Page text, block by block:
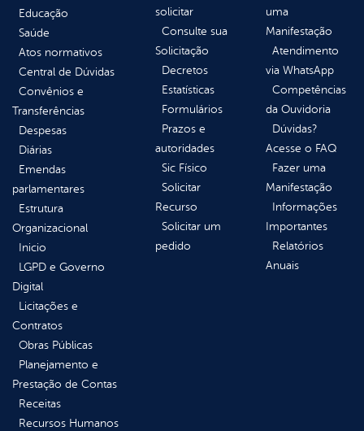
Educação
Saúde
Atos normativos
Central de Dúvidas
Convênios e
Transferências
Despesas
Diárias
Emendas
parlamentares
Estrutura
Organizacional
Inicio
LGPD e Governo
Digital
Licitações e
Contratos
Obras Públicas
Planejamento e
Prestação de Contas
Receitas
Recursos Humanos
solicitar
Consulte sua
Solicitação
Decretos
Estatísticas
Formulários
Prazos e
autoridades
Sic Físico
Solicitar
Recurso
Solicitar um
pedido
uma
Manifestação
Atendimento
via WhatsApp
Competências
da Ouvidoria
Dúvidas?
Acesse o FAQ
Fazer uma
Manifestação
Informações
Importantes
Relatórios
Anuais